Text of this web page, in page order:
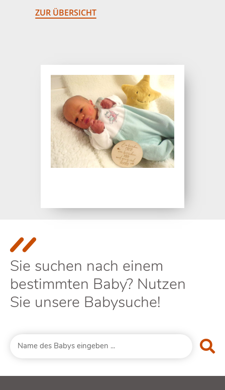
ZUR ÜBERSICHT
Sie suchen nach einem
bestimmten Baby? Nutzen
Sie unsere Babysuche!